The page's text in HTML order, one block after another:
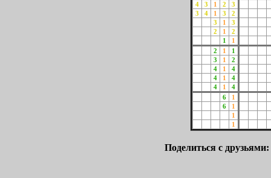
4
3 1 2
3
3
4 1 3
2
3
1
3
2
1
2
1
1
2
1
1
3
1
2
4
1
4
4
1
4
4
1
4
6
1
6
1
1
1
Поделиться с друзьями: